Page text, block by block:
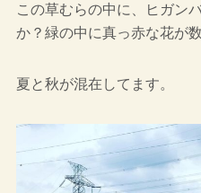
この草むらの中に、ヒガン
か？緑の中に真っ赤な花が数
夏と秋が混在してます。